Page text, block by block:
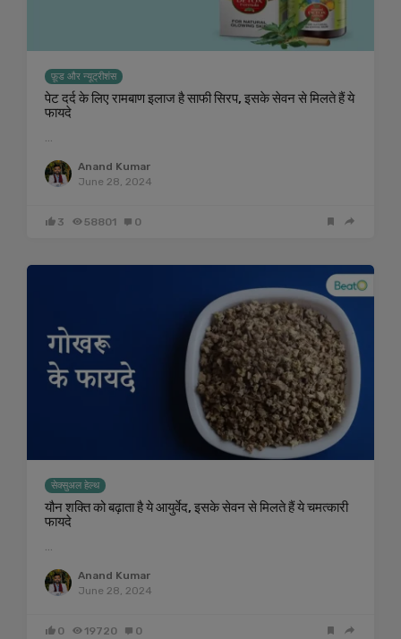
फ़ूड और न्यूट्रीशंस
पेट दर्द के लिए रामबाण इलाज है साफी सिरप, इसके सेवन से मिलते हैं ये
फायदे
…
Anand Kumar
June 28, 2024
3 58801 0
सेक्सुअल हेल्थ
यौन शक्ति को बढ़ाता है ये आयुर्वेद, इसके सेवन से मिलते हैं ये चमत्कारी
फायदे
…
Anand Kumar
June 28, 2024
0 19720 0